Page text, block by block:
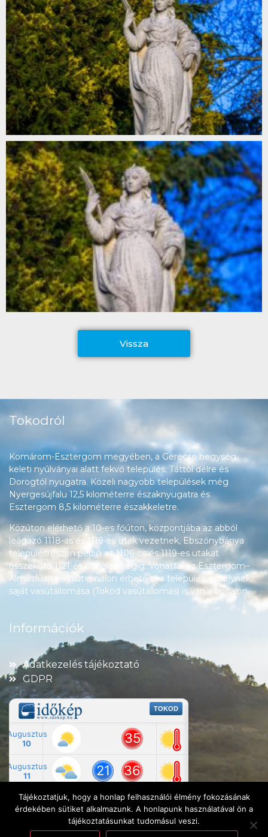
Vissza
Tokodról
Komárom-Esztergom megyében, a Gerecse hegység
keleti nyúlványai alatt fekvő település, Táttól délre és
Dorogtól nyugatra. Közeli nagyobb települések még
Nyergesújfalu 12,5 kilométerre északnyugatra és
Esztergom 8,5 kilométerre északkeletre.
Közúton elérhető a 10-es főúton, központjába az abból
leágazó 1118-as és 1119-es utak vezetnek, Ebszőnybánya
településrészén pedig az 1106-os és 1119-es utakat
összekötő 1121-es út halad végig. Vonattal az Esztergom–
Almásfüzitő-vasútvonalon érhető el a település, amelynek
saját vasútállomása (Tokod vasútállomás) is van a vonalon.
Információk
Adatkezelés tájékoztató
GDPR
Tájékoztatjuk, hogy a honlap felhasználói élmény fokozásának
érdekében sütiket alkalmazunk. A honlapunk használatával ön a
tájékoztatásunkat tudomásul veszi.